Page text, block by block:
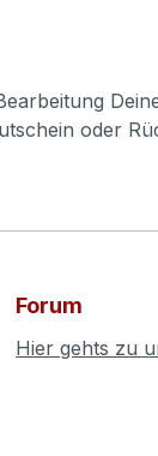
oder
Forum
Hier gehts zu